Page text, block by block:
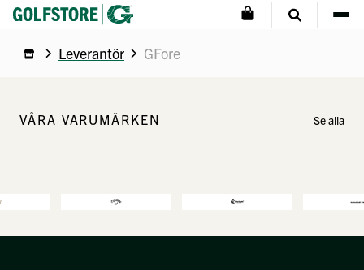
Leverantör GFore
VÅRA VARUMÄRKEN Se alla